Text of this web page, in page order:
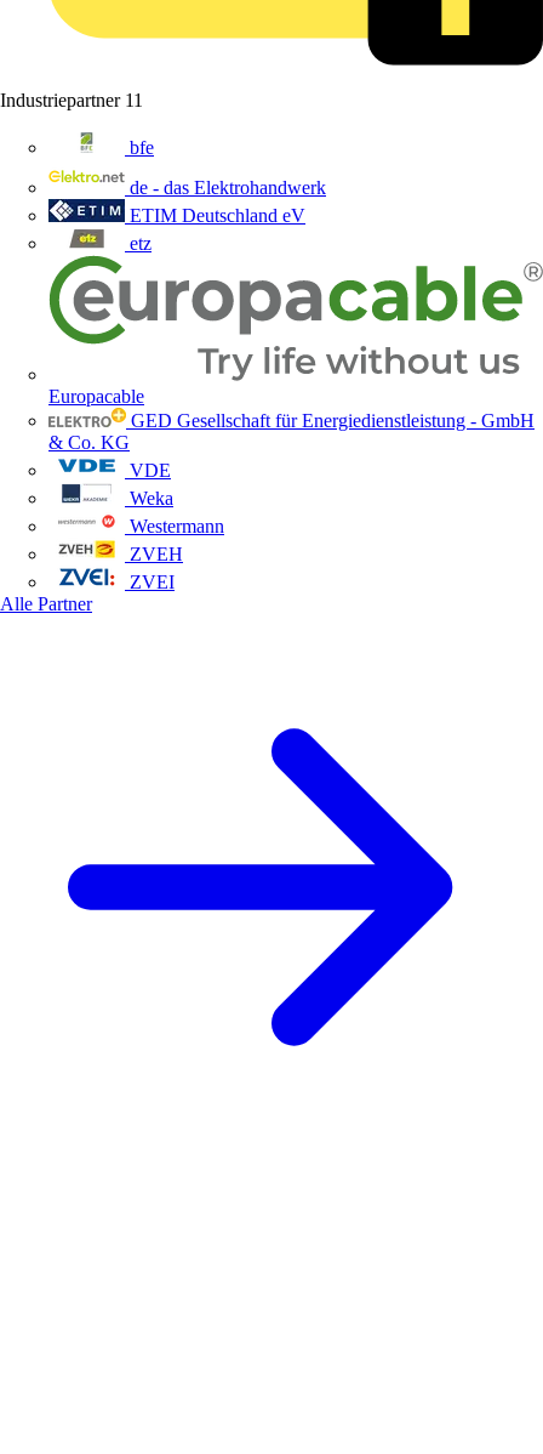
Industriepartner 11
bfe
de - das Elektrohandwerk
ETIM Deutschland eV
etz
Europacable
GED Gesellschaft für Energiedienstleistung - GmbH
& Co. KG
VDE
Weka
Westermann
ZVEH
ZVEI
Alle Partner